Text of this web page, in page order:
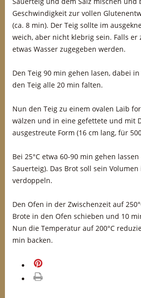
Geschwindigkeit zur vollen
(ca. 8 min). Der Teig sollte im
weich, aber nicht klebrig sein. Falls er
etwas Wasser zugegeben werden.
Den Teig 90 min gehen lasen, dabei
den Teig alle 20 min falten.
Nun den Teig zu einem ovalen Laib
wälzen und in eine gefettete und mit
ausgestreute Form (16 cm lang, für
Bei 25°C etwa 60-90 min gehen
Sauerteig). Das Brot soll sein
verdoppeln.
Den Ofen in der Zwischenzeit auf
Brote in den Ofen schieben und 10
Nun die Temperatur auf 200°C
min backen.